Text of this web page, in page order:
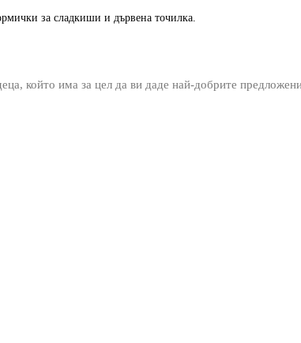
за сладкиши и дървена точилка.
който има за цел да ви даде най-добрите